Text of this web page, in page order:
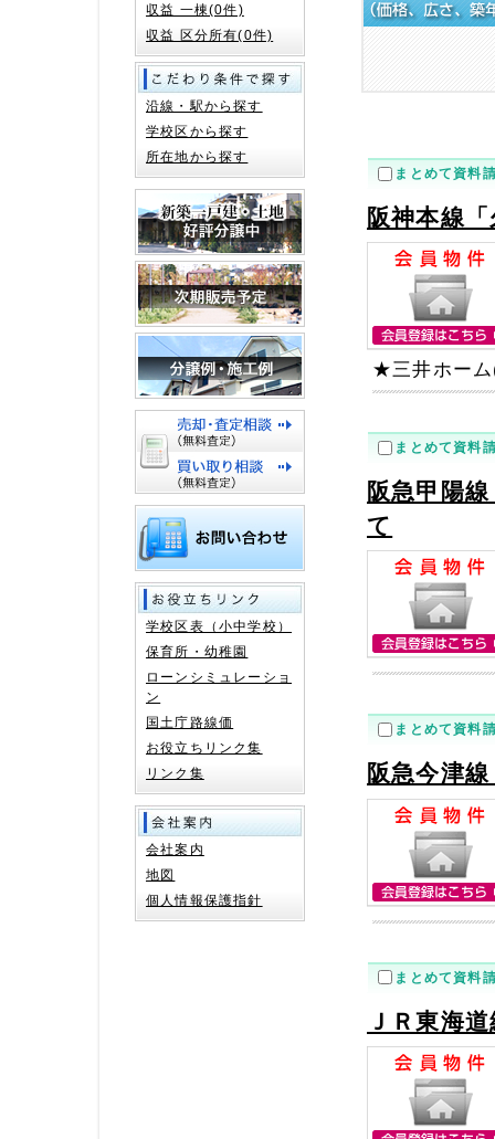
まとめて資料
阪神本線
★三井ホー
まとめて資料
阪急甲陽
て
まとめて資料
阪急今津
まとめて資料
ＪＲ東海
収益 一棟(0件)
収益 区分所有(0件)
沿線・駅から探す
学校区から探す
所在地から探す
学校区表（小中学校）
保育所・幼稚園
ローンシミュレーショ
ン
国土庁路線価
お役立ちリンク集
リンク集
会社案内
地図
個人情報保護指針